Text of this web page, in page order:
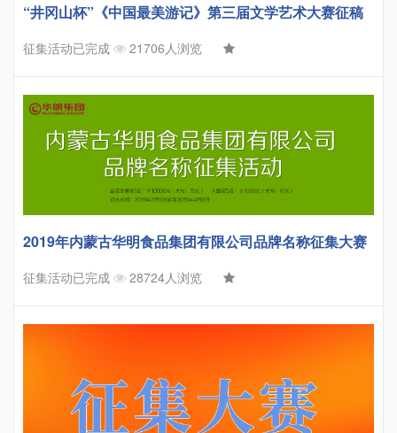
“井冈山杯”《中国最美游记》第三届文学艺术大赛征稿
征集活动已完成 21706人浏览
2019年内蒙古华明食品集团有限公司品牌名称征集大赛
征集活动已完成 28724人浏览